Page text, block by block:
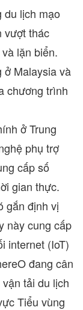
du lịch mạo
vượt thác
lặn biển.
ở Malaysiavà
chương trình
ở Trung
phụ trợ
cấp số
gian thực.
gắn định vị
này cung cấp
internet (IoT)
đang cân
tải du lịch
Tiểu vùng